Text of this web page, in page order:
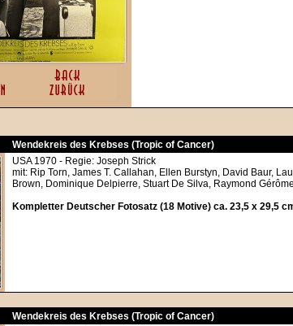
Wendekreis des Krebses (Tropic of Cancer)
USA 1970 - Regie: Joseph Strick
mit: Rip Torn, James T. Callahan, Ellen Burstyn, David Baur,
Brown, Dominique Delpierre, Stuart De Silva, Raymond Gérôme
Kompletter Deutscher Fotosatz (18 Motive) ca. 23,5 x 29,5
Wendekreis des Krebses (Tropic of Cancer)